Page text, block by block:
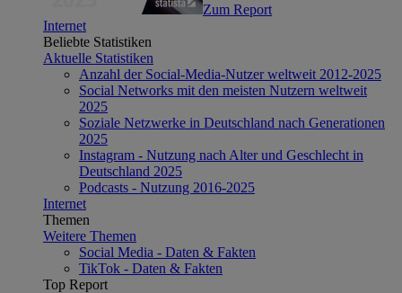
Zum Report
Internet
Beliebte Statistiken
Aktuelle Statistiken
Anzahl der Social-Media-Nutzer weltweit 2012-2025
Social Networks mit den meisten Nutzern weltweit
2025
Soziale Netzwerke in Deutschland nach Generationen
2025
Instagram - Nutzung nach Alter und Geschlecht in
Deutschland 2025
Podcasts - Nutzung 2016-2025
Internet
Themen
Weitere Themen
Social Media - Daten & Fakten
TikTok - Daten & Fakten
Top Report